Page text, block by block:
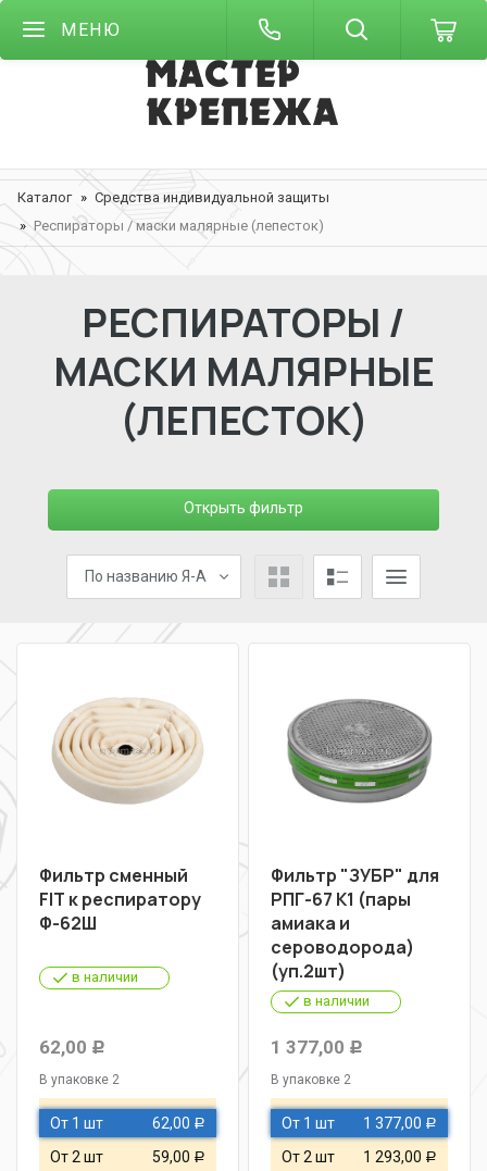
МЕНЮ
Каталог
Средства индивидуальной защиты
Респираторы / маски малярные (лепесток)
РЕСПИРАТОРЫ /
МАСКИ МАЛЯРНЫЕ
(ЛЕПЕСТОК)
Открыть фильтр
По названию Я-А
Фильтр сменный
FIT к респиратору
Ф-62Ш
в наличии
62,00 Р
В упаковке 2
От 1 шт 62,00 Р
От 2 шт 59,00 Р
Фильтр "ЗУБР" для
РПГ-67 К1 (пары
амиака и
сероводорода)
(уп.2шт)
в наличии
1 377,00 Р
В упаковке 2
От 1 шт 1 377,00 Р
От 2 шт 1 293,00 Р